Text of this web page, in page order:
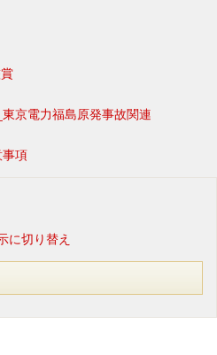
京電力福島原発事故関連
事項
に切り替え